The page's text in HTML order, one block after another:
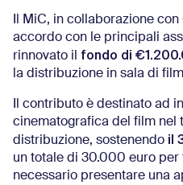
Il MiC, in collaborazione con
accordo con le principali
rinnovato il fondo di
la distribuzione in sala di
Il contributo è destinato ad
cinematografica del film nel
distribuzione, sostenendo il
un totale di 30.000 euro per
necessario presentare una